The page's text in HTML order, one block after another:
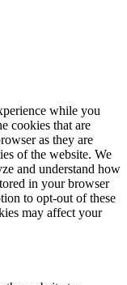
while you
cookies that are
as they are
of the website. We
and understand how
in your browser
to opt-out of these
may affect your